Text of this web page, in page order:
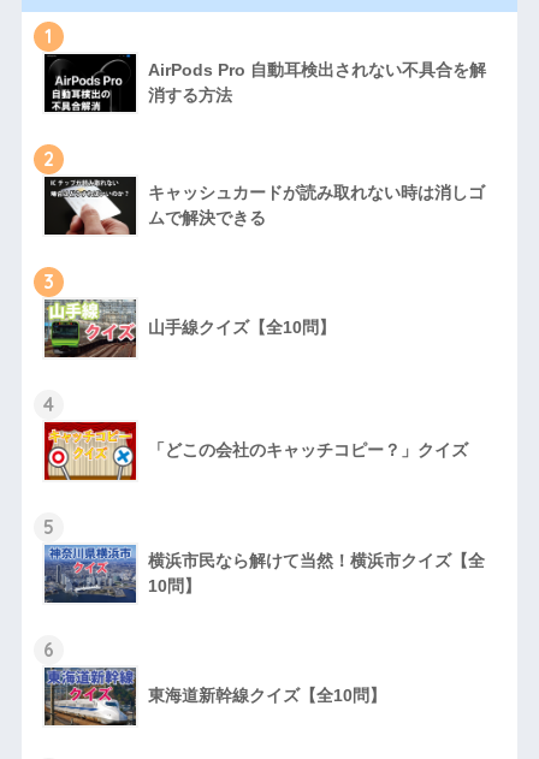
1
AirPods Pro 自動耳検出されない不具合を解
消する方法
2
キャッシュカードが読み取れない時は消しゴ
ムで解決できる
3
山手線クイズ【全10問】
4
「どこの会社のキャッチコピー？」クイズ
5
横浜市民なら解けて当然！横浜市クイズ【全
10問】
6
東海道新幹線クイズ【全10問】